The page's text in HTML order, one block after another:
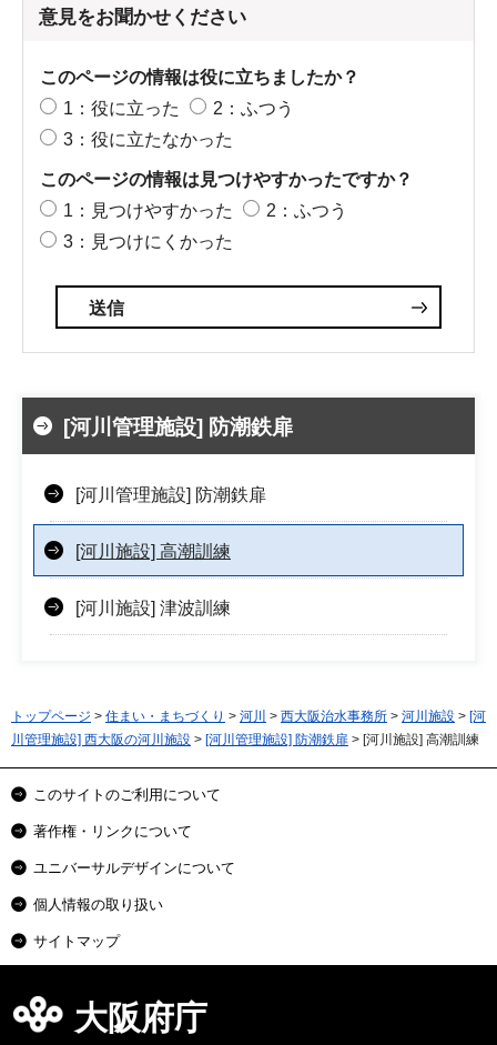
意見をお聞かせください
このページの情報は役に立ちましたか？
1：役に立った
2：ふつう
3：役に立たなかった
このページの情報は見つけやすかったですか？
1：見つけやすかった
2：ふつう
3：見つけにくかった
[河川管理施設] 防潮鉄扉
[河川管理施設] 防潮鉄扉
[河川施設] 高潮訓練
[河川施設] 津波訓練
トップページ > 住まい・まちづくり > 河川 > 西大阪治水事務所 > 河川施設 > [河
川管理施設] 西大阪の河川施設 > [河川管理施設] 防潮鉄扉 > [河川施設] 高潮訓練
このサイトのご利用について
著作権・リンクについて
ユニバーサルデザインについて
個人情報の取り扱い
サイトマップ
大阪府庁